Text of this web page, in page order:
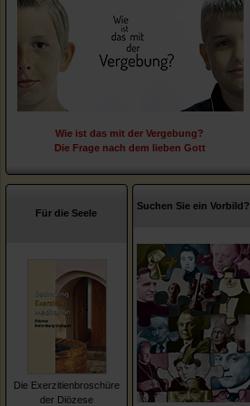
Wie ist das mit der Vergebung?
Die Frage nach dem lieben Gott
Für die Seele
Die Exerzitienbroschüre
der Diözese
Suchen Sie ein Vorbild?